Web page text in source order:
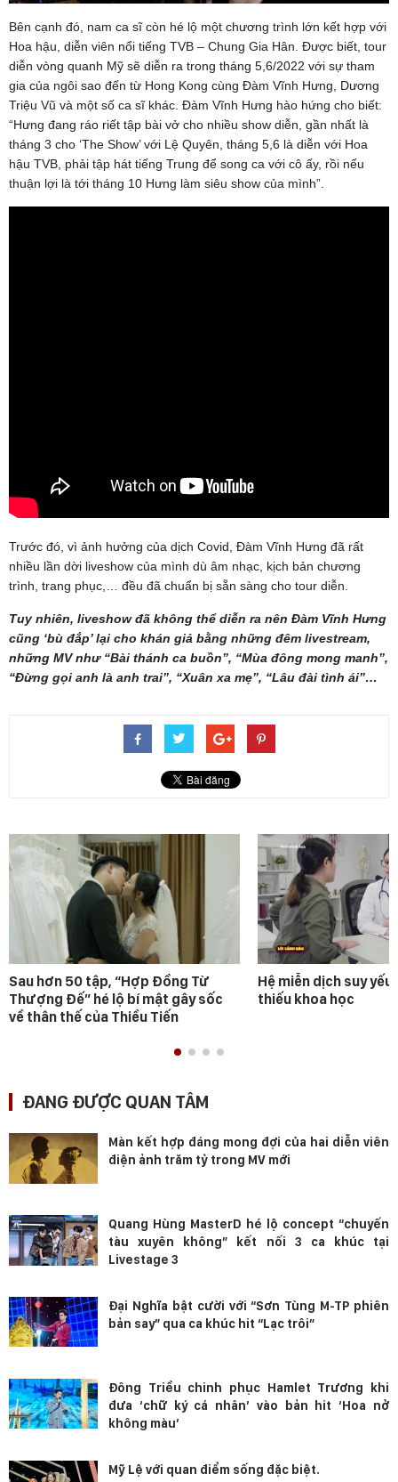
Bên cạnh đó, nam ca sĩ còn hé lộ một chương trình lớn kết hợp với
Hoa hậu, diễn viên nổi tiếng TVB – Chung Gia Hân. Được biết, tour
diễn vòng quanh Mỹ sẽ diễn ra trong tháng 5,6/2022 với sự tham
gia của ngôi sao đến từ Hong Kong cùng Đàm Vĩnh Hưng, Dương
Triệu Vũ và một số ca sĩ khác. Đàm Vĩnh Hưng hào hứng cho biết:
“Hưng đang ráo riết tập bài vở cho nhiều show diễn, gần nhất là
tháng 3 cho ‘The Show’ với Lệ Quyên, tháng 5,6 là diễn với Hoa
hậu TVB, phải tập hát tiếng Trung để song ca với cô ấy, rồi nếu
thuận lợi là tới tháng 10 Hưng làm siêu show của mình”.
Trước đó, vì ảnh hưởng của dịch Covid, Đàm Vĩnh Hưng đã rất
nhiều lần dời liveshow của mình dù âm nhạc, kịch bản chương
trình, trang phục,… đều đã chuẩn bị sẵn sàng cho tour diễn.
Tuy nhiên, liveshow đã không thể diễn ra nên Đàm Vĩnh Hưng
cũng ‘bù đắp’ lại cho khán giả bằng những đêm livestream,
những MV như “Bài thánh ca buồn”, “Mùa đông mong manh”,
“Đừng gọi anh là anh trai”, “Xuân xa mẹ”, “Lâu đài tình ái”…
Sau hơn 50 tập, “Hợp Đồng Từ
Thượng Đế” hé lộ bí mật gây sốc
về thân thế của Thiều Tiến
Hệ miễn dịch suy
thiếu khoa học
ĐANG ĐƯỢC QUAN TÂM
Màn kết hợp đáng mong đợi của hai diễn viên
điện ảnh trăm tỷ trong MV mới
Quang Hùng MasterD hé lộ concept “chuyến
tàu xuyên không” kết nối 3 ca khúc tại
Livestage 3
Đại Nghĩa bật cười với “Sơn Tùng M-TP phiên
bản say” qua ca khúc hit “Lạc trôi”
Đông Triều chinh phục Hamlet Trương khi
đưa ‘chữ ký cá nhân’ vào bản hit ‘Hoa nở
không màu’
Mỹ Lệ với quan điểm sống đặc biệt.